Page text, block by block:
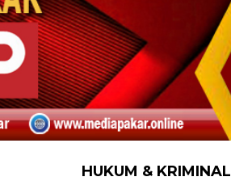
HUKUM & KRIMINAL